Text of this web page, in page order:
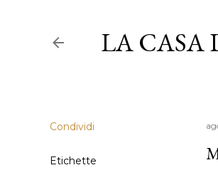
LA
Condividi
Etichette